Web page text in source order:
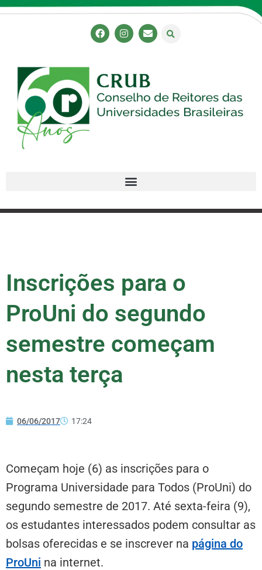
Inscrições para o
ProUni do segundo
semestre começam
nesta terça
06/06/2017 17:24
Começam hoje (6) as inscrições para o
Programa Universidade para Todos (ProUni) do
segundo semestre de 2017. Até sexta-feira (9),
os estudantes interessados podem consultar as
bolsas oferecidas e se inscrever na página do
ProUni na internet.